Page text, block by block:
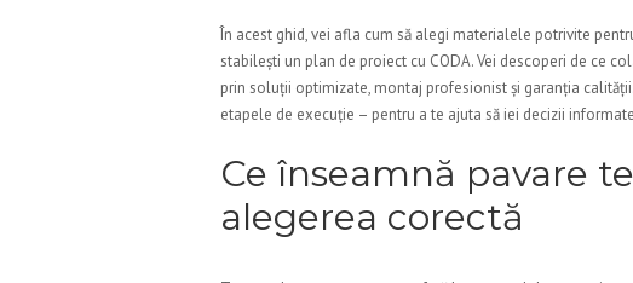
În acest ghid, vei afla cum să alegi materialele potrivite
stabilești un plan de proiect cu CODA. Vei descoperi de ce
prin soluții optimizate, montaj profesionist și garanția
etapele de execuție – pentru a te ajuta să iei decizii
Ce înseamnă pavare
alegerea corectă